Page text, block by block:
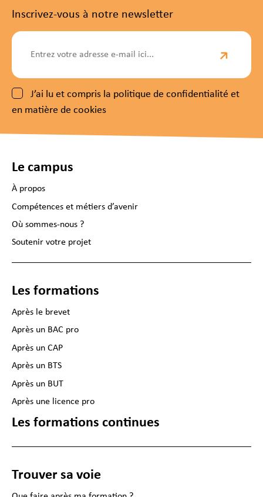
Inscrivez-vous à notre newsletter
J’ai lu et compris la politique de confidentialité et
en matière de cookies
Le campus
À propos
Compétences et métiers d’avenir
Où sommes-nous ?
Soutenir votre projet
Les formations
Après le brevet
Après un BAC pro
Après un CAP
Après un BTS
Après un BUT
Après une licence pro
Les formations continues
Trouver sa voie